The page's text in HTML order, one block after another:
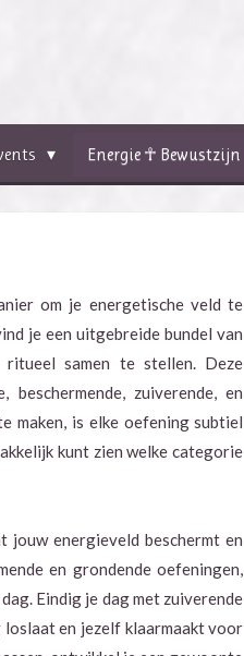
Energie ☥ Bewustzijn
om je energetische veld te
je een uitgebreide bundel van
samen te stellen. Deze
zuiverende, en
maken, is elke oefening subtiel
kunt zien welke categorie
jouw energieveld beschermt en
en grondende oefeningen,
Eindig je dag met zuiverende
loslaat en jezelf klaarmaakt voor